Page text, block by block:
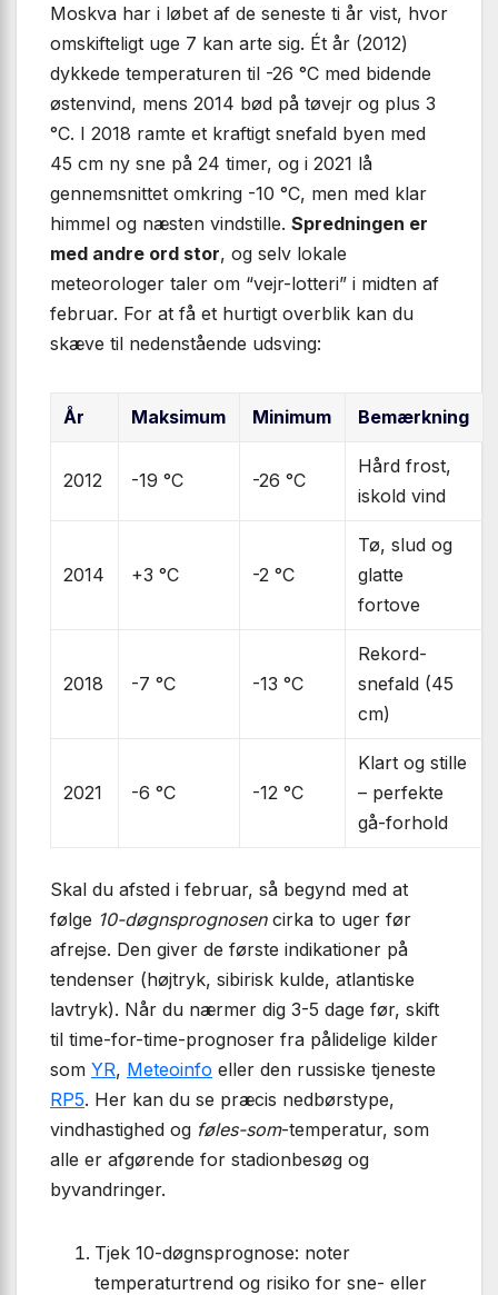
Moskva har i løbet af de seneste ti år vist, hvor
omskifteligt uge 7 kan arte sig. Ét år (2012)
dykkede temperaturen til -26 °C med bidende
østenvind, mens 2014 bød på tøvejr og plus 3
°C. I 2018 ramte et kraftigt snefald byen med
45 cm ny sne på 24 timer, og i 2021 lå
gennemsnittet omkring -10 °C, men med klar
himmel og næsten vindstille. Spredningen er
med andre ord stor, og selv lokale
meteorologer taler om “vejr-lotteri” i midten af
februar. For at få et hurtigt overblik kan du
skæve til nedenstående udsving:
År Maksimum Minimum Bemærkning
2012 -19 °C -26 °C
Hård frost,
iskold vind
2014 +3 °C -2 °C
Tø, slud og
glatte
fortove
2018 -7 °C -13 °C
Rekord-
snefald (45
cm)
2021 -6 °C -12 °C
Klart og stille
– perfekte
gå-forhold
Skal du afsted i februar, så begynd med at
følge 10-døgnsprognosencirka to uger før
afrejse. Den giver de første indikationer på
tendenser (højtryk, sibirisk kulde, atlantiske
lavtryk). Når du nærmer dig 3-5 dage før, skift
til time-for-time-prognoser fra pålidelige kilder
som YR, Meteoinfo eller den russiske tjeneste
RP5. Her kan du se præcis nedbørstype,
vindhastighed og føles-som-temperatur, som
alle er afgørende for stadionbesøg og
byvandringer.
Tjek 10-døgnsprognose: noter
temperatur­trend og risiko for sne- eller